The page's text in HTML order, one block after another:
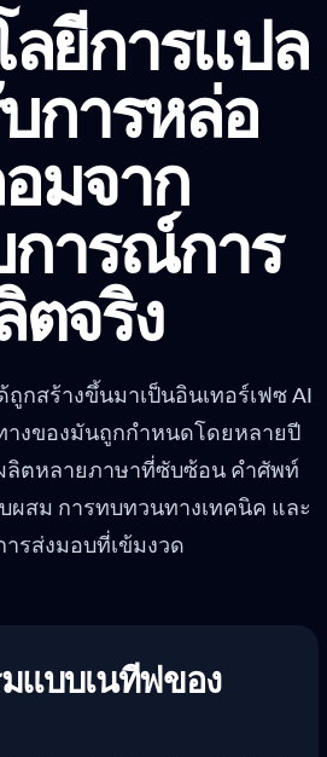
ลยีการแปล
การหล่อ
มจาก
การณ์การ
ตจริง
ถูกสร้างขึ้นมาเป็นอินเทอร์เฟซ AI
งของมันถูกกำหนดโดยหลายปี
ลิตหลายภาษาที่ซับซ้อน คำศัพท์
ผสม การทบทวนทางเทคนิค และ
ารส่งมอบที่เข้มงวด
แบบเนทีฟของ